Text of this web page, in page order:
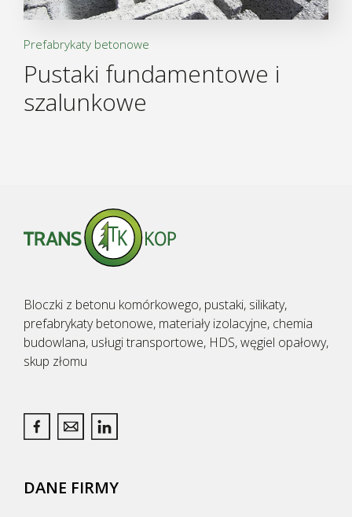
Prefabrykaty betonowe
Pustaki fundamentowe i
szalunkowe
Bloczki z betonu komórkowego, pustaki, silikaty,
prefabrykaty betonowe, materiały izolacyjne, chemia
budowlana, usługi transportowe, HDS, węgiel opałowy,
skup złomu
DANE FIRMY